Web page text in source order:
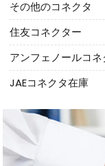
その他のコネクタ
住友コネクター
アンフェノールコネ
JAEコネクタ在庫